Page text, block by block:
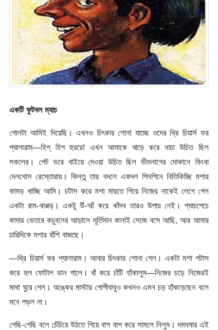
একটি ফুটবল ম্যাচ
গোলটা আমিই দিয়েছি। এখনও চিৎকার শোনা যাচ্ছে ওদের থ্রি চিয়ার্স ফর
প্যালারাম—হিপ্ হিপ হুররে! এখন আমাকে ঘাড়ে করে নাচা উচিত ছিল
সকলের। পেট ভরে খাইয়ে দেওয়া উচিত ছিল ভীমনাগের দোকানে কিংবা
দেলখোস রেস্তোরায়। কিন্তু তার বদলে একদল পিনপিনে বিতিকিচ্ছি মশার
কামড় খাচ্ছি আমি। চটাস করে মশা মারতে গিয়ে নিজের নাকেই লেগে গেল
একটা রাম-থাপ্পড়। একটু উঁ-আঁ করে কাঁদব তারও উপায় নেই। প্যাচপেচে
কাদার ভেতরে কচুবনের আড়ালে মূর্তিমান কানাই সেজে বসে আছি, আর আমার
চারিদিকে মশার বাঁশি বাজছে।
—থ্রি চিয়ার্স ফর প্যালারাম। আবার চিৎকার শোনা গেল। একটা মশা পটাস
করে হুল ফোটাল ডান গালে। ধাঁ করে চাঁটি হাঁকালুম—নিজের চড়ে নিজেরই
মাথা ঘুরে গেল। অঙ্কের মাস্টার গোপীবাবুও কখনও এমন চড় হাঁকড়েছেন বলে
মনে পড়ল না।
গেছি-গেছি বলে চেঁচিয়ে উঠতে গিয়ে বাপ বাপ করে সামলে নিলুম। দমদমার এই